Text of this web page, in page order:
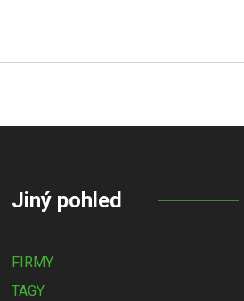
Jiný pohled
FIRMY
TAGY